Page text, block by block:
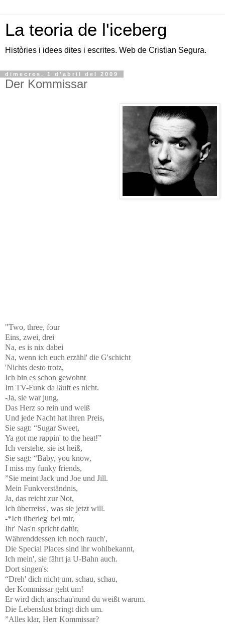
La teoria de l'iceberg
Històries i idees dites i escrites. Web de Cristian Segura.
dimecres, 1 d’abril del 2009
Der Kommissar
"Two, three, four
Eins, zwei, drei
Na, es is nix dabei
Na, wenn ich euch erzähl' die G'schicht
'Nichts desto trotz,
Ich bin es schon gewohnt
Im TV-Funk da läuft es nicht.
-Ja, sie war jung,
Das Herz so rein und weiß
Und jede Nacht hat ihren Preis,
Sie sagt: “Sugar Sweet,
Ya got me rappin' to the heat!”
Ich verstehe, sie ist heiß,
Sie sagt: “Baby, you know,
I miss my funky friends,
”Sie meint Jack und Joe und Jill.
Mein Funkverständnis,
Ja, das reicht zur Not,
Ich überreiss', was sie jetzt will.
-*Ich überleg' bei mir,
Ihr' Nas'n spricht dafür,
Währenddessen ich noch rauch',
Die Special Places sind ihr wohlbekannt,
Ich mein', sie fährt ja U-Bahn auch.
Dort singen's:
“Dreh' dich nicht um, schau, schau,
der Kommissar geht um!
Er wird dich anschau'nund du weißt warum.
Die Lebenslust bringt dich um.
”Alles klar, Herr Kommissar?